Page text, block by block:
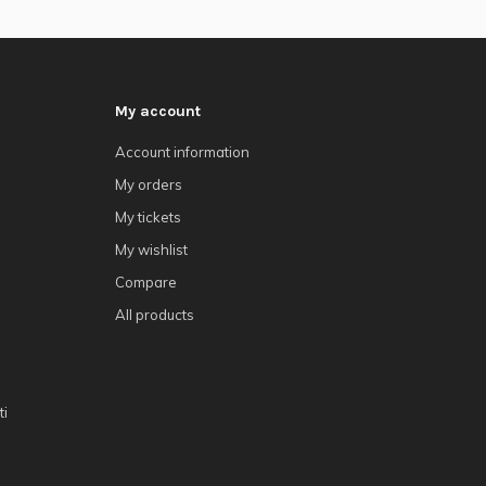
My account
Account information
My orders
My tickets
My wishlist
Compare
All products